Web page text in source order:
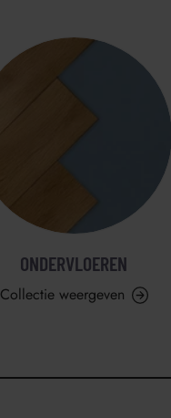
ONDERVLOEREN
Collectie weergeven